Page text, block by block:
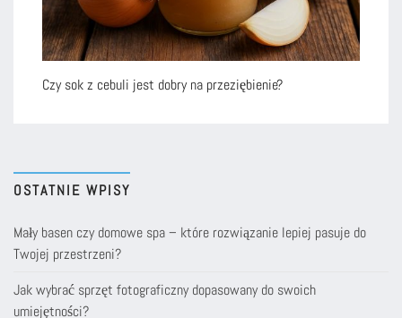
Czy sok z cebuli jest dobry na przeziębienie?
OSTATNIE WPISY
Mały basen czy domowe spa – które rozwiązanie lepiej pasuje do
Twojej przestrzeni?
Jak wybrać sprzęt fotograficzny dopasowany do swoich
umiejętności?